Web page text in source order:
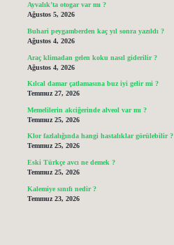
Ayvalık’ta otogar var mı ?
Ağustos 5, 2026
Buhari peygamberden kaç yıl sonra yazıldı ?
Ağustos 4, 2026
Araç klimadan gelen koku nasıl giderilir ?
Ağustos 4, 2026
Kılcal damar çatlamasına buz iyi gelir mi ?
Temmuz 27, 2026
Memelilerin akciğerinde alveol var mı ?
Temmuz 25, 2026
Klor fazlalığında hangi hastalıklar görülebilir ?
Temmuz 25, 2026
Eski Türkçe avcı ne demek ?
Temmuz 25, 2026
Kalemiye sınıfı nedir ?
Temmuz 23, 2026